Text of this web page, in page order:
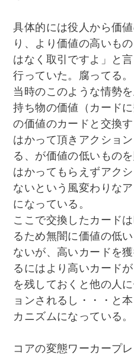
具体的には役人から価
り、より価値の高いも
はなく取引ですよ」と
行っていた。腐ってる。
当時のこのような情勢
持ち物の価値（カード
の価値のカードと交換
はかって頂きアクショ
る、が価値の低いもの
はかってもらえずアク
ないという風変わりな
になっている。
ここで交換したカード
るため無闇に価値の低
ないが、高いカードを
るにはより高いカード
を残しておくと他の人
ョンされるし・・・と
カニズムになっている。
コアの変態ワーカープ